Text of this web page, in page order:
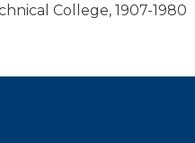
College, 1907-1980